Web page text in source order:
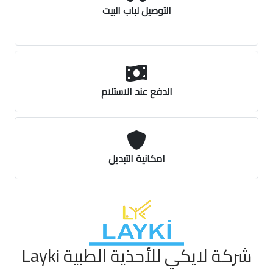
التوصيل لباب البيت
الدفع عند الاستلام
امكانية التبديل
شركة لايكي للأحذية الطبية Layki